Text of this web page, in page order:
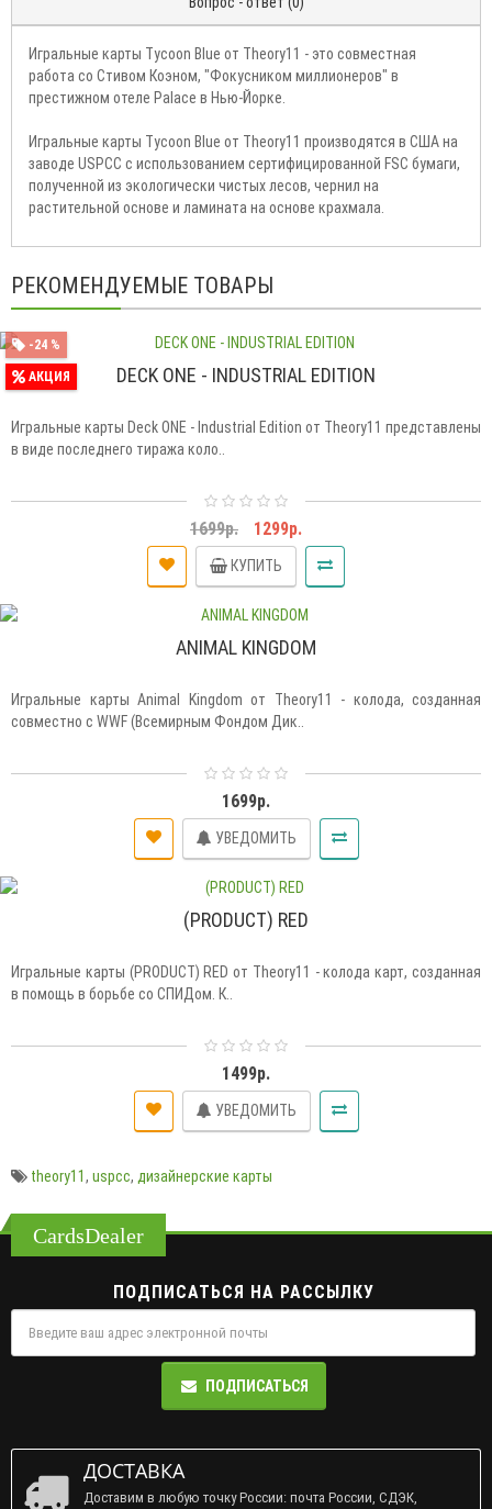
Игральные карты Tycoon Blue от Theory11 - это совместная
работа со Стивом Коэном, "Фокусником миллионеров" в
престижном отеле Palace в Нью-Йорке.
Игральные карты Tycoon Blue от Theory11 производятся в США на
заводе USPCC с использованием сертифицированной FSC бумаги,
полученной из экологически чистых лесов, чернил на
растительной основе и ламината на основе крахмала.
РЕКОМЕНДУЕМЫЕ ТОВАРЫ
-24 %
АКЦИЯ DECK ONE - INDUSTRIAL EDITION
Игральные карты Deck ONE - Industrial Edition от Theory11 представлены
в виде последнего тиража коло..
1699р. 1299р.
КУПИТЬ
ANIMAL KINGDOM
Игральные карты Animal Kingdom от Theory11 - колода, созданная
совместно с WWF (Всемирным Фондом Дик..
1699р.
УВЕДОМИТЬ
(PRODUCT) RED
Игральные карты (PRODUCT) RED от Theory11 - колода карт, созданная
в помощь в борьбе со СПИДом. К..
1499р.
УВЕДОМИТЬ
theory11, uspcc, дизайнерские карты
CardsDealer
ПОДПИСАТЬСЯ НА РАССЫЛКУ
ПОДПИСАТЬСЯ
ДОСТАВКА
Доставим в любую точку России: почта России, СДЭК,